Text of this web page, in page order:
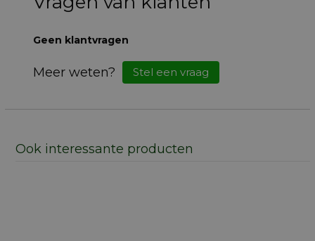
Geen klantvragen
Meer weten? Stel een vraag
Ook interessante producten